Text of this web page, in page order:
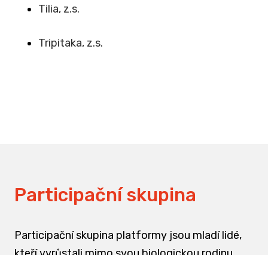
Tilia, z.s.
Tripitaka, z.s.
Participační skupina
Participační skupina platformy jsou mladí lidé,